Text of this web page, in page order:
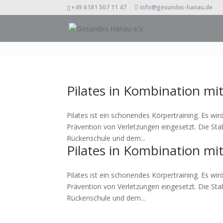
+49 6181 507 11 47 info@gesundes-hanau.de
Pilates in Kombination
Pilates ist ein schonendes Körpertraining. Es
Prävention von Verletzungen eingesetzt. Die
Rückenschule und dem...
Pilates in Kombination
Pilates ist ein schonendes Körpertraining. Es
Prävention von Verletzungen eingesetzt. Die
Rückenschule und dem...